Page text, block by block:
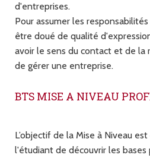
d'entreprises.
Pour assumer les
être doué de qualité
avoir le sens du contact et de
de gérer une entreprise.
BTS MISE A NIVEAU
L’objectif de la Mise à Niveau
l'étudiant de découvrir les bases